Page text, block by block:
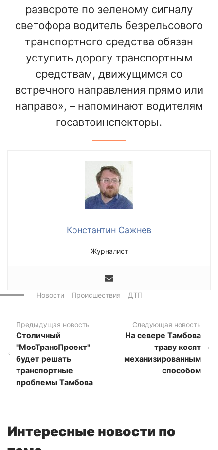
развороте по зеленому сигналу
светофора водитель безрельсового
транспортного средства обязан
уступить дорогу транспортным
средствам, движущимся со
встречного направления прямо или
направо», – напоминают водителям
госавтоинспекторы.
Константин Сажнев
Журналист
Новости Происшествия ДТП
Предыдущая новость
Столичный
"МосТрансПроект"
будет решать
транспортные
проблемы Тамбова
Следующая новость
На севере Тамбова
траву косят
механизированным
способом
Интересные новости по